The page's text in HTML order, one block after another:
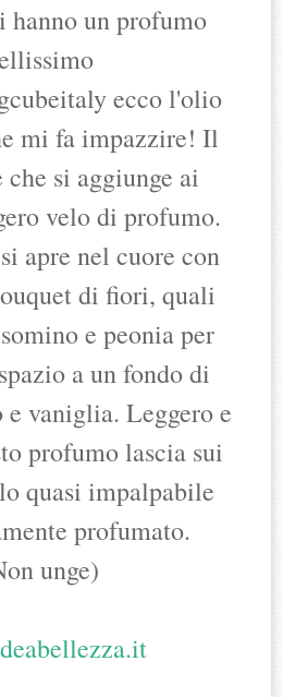
un profumo
ecco l'olio
mi fa impazzire! Il
si aggiunge ai
velo di profumo.
apre nel cuore con
di fiori, quali
e peonia per
a un fondo di
vaniglia. Leggero e
profumo lascia sui
quasi impalpabile
profumato.
unge)